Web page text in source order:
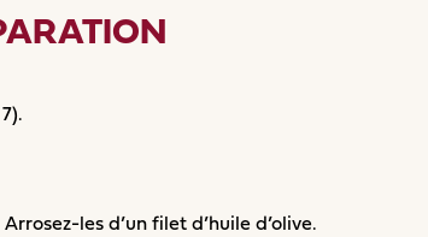
les d’un filet d’huile d’olive.